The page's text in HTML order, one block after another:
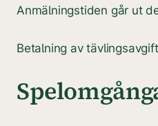
Anmälningstiden går ut
Betalning av